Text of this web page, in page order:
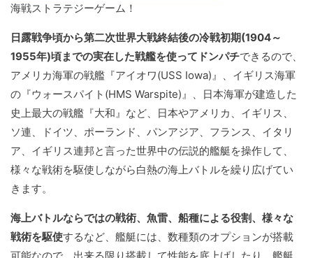
海戦ストラテジーゲーム！
日露戦争頃から第二次世界大戦終結後の冷戦初期(1904～
1955年)頃までの実在した戦艦を使ってドンパチできるので、
アメリカ海軍の戦艦『アイオワ(USS Iowa)』、イギリス海軍
の『ウォースパイト(HMS Warspite)』、日本海軍が建造した
史上最大の戦艦『大和』など、日本やアメリカ、イギリス、
ソ連、ドイツ、ポーランド、パンアジア、フランス、イタリ
ア、イギリス連邦と言った世界中の伝説的艦艇を操作して、
様々な戦術を駆使しながら白熱の海上バトルを繰り広げてい
きます。
海上バトルならではの戦術、魚雷、船種による役割、様々な
戦術を駆使するなど、艦艇には、数種類のオプションが搭載
可能なので、出来る限り搭載して性能を底上げしたり、艦艇